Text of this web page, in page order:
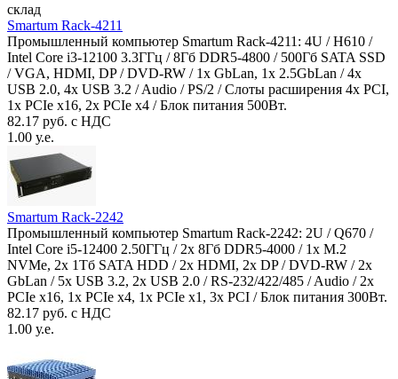
склад
Smartum Rack-4211
Промышленный компьютер Smartum Rack-4211: 4U / H610 /
Intel Core i3-12100 3.3ГГц / 8Гб DDR5-4800 / 500Гб SATA SSD
/ VGA, HDMI, DP / DVD-RW / 1x GbLan, 1x 2.5GbLan / 4x
USB 2.0, 4x USB 3.2 / Audio / PS/2 / Слоты расширения 4x PCI,
1x PCIe x16, 2x PCIe x4 / Блок питания 500Вт.
82.17 руб. с НДС
1.00 у.е.
Smartum Rack-2242
Промышленный компьютер Smartum Rack-2242: 2U / Q670 /
Intel Core i5-12400 2.50ГГц / 2x 8Гб DDR5-4000 / 1x M.2
NVMe, 2x 1Тб SATA HDD / 2x HDMI, 2x DP / DVD-RW / 2x
GbLan / 5x USB 3.2, 2x USB 2.0 / RS-232/422/485 / Audio / 2x
PCIe x16, 1x PCIe x4, 1x PCIe x1, 3x PCI / Блок питания 300Вт.
82.17 руб. с НДС
1.00 у.е.